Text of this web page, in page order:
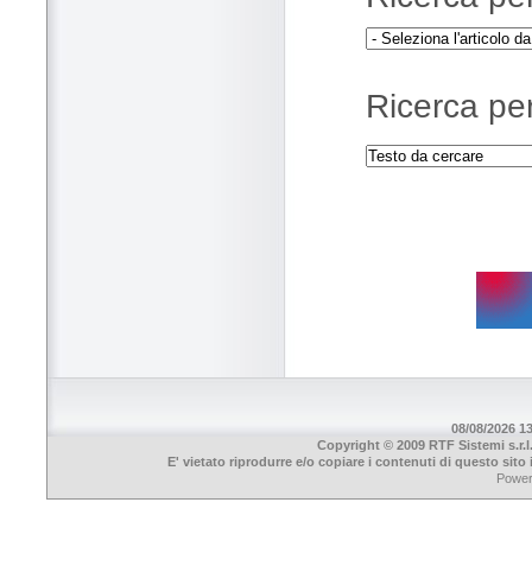
Ricerca
08/08/2026
Copyright © 2009 RTF Sistemi
E' vietato riprodurre e/o copiare i contenuti di questo